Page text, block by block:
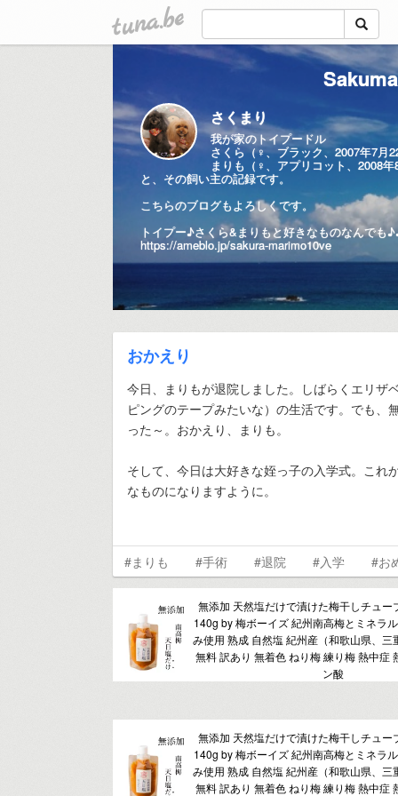
tuna.be
さくまり
我が家のトイプードル
さくら（♀、ブラック、2007年7月
まりも（♀、アプリコット、2008年
と、その飼い主の記録です。
こちらのブログもよろしくです。
トイプー♪さくら&まりもと好きなものなんでも
https://ameblo.jp/sakura-marimo10ve
おかえり
今日、まりもが退院しました。しばらくエリザ
ピングのテープみたいな）の生活です。でも、
った～。おかえり、まりも。
そして、今日は大好きな姪っ子の入学式。これ
なものになりますように。
#まりも #手術 #退院 #入学 #お
無添加 天然塩だけで漬けた梅干しチュー
140g by 梅ボーイズ 紀州南高梅とミネラ
み使用 熟成 自然塩 紀州産（和歌山県、三
無料 訳あり 無着色 ねり梅 練り梅 熱中症
ン酸
無添加 天然塩だけで漬けた梅干しチュー
140g by 梅ボーイズ 紀州南高梅とミネラ
み使用 熟成 自然塩 紀州産（和歌山県、三
無料 訳あり 無着色 ねり梅 練り梅 熱中症